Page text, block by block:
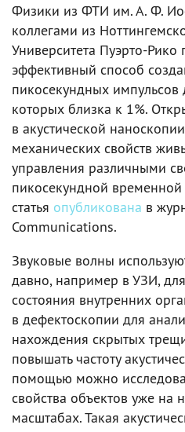
Физики из ФТИ им. А. Ф.
коллегами из
Университета Пуэрто-
эффективный способ
пикосекундных
которых близка к 1%.
в акустической
механических свойств
управления различными
пикосекундной
статья опубликована в
Communications.
Звуковые волны
давно, например в УЗИ,
состояния внутренних
в дефектоскопии для
нахождения скрытых
повышать частоту
помощью можно
свойства объектов уже на
масштабах. Такая